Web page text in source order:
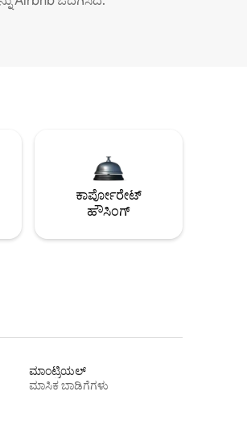
ಕಾರ್ಪೋರೇಟ್
ಹೌಸಿಂಗ್
ಮಾಂಟ್ರಿಯಲ್
ಮಾಸಿಕ ಬಾಡಿಗೆಗಳು